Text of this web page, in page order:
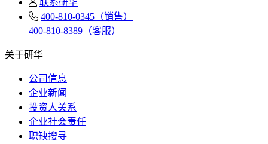
400-810-0345（销售）
400-810-8389（客服）
关于研华
公司信息
企业新闻
投资人关系
企业社会责任
职缺搜寻